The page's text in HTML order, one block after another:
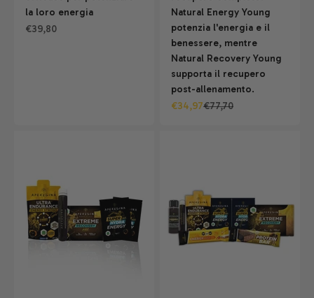
la loro energia
Prezzo scontato
€39,80
Natural Energy Young
potenzia l'energia e il
benessere, mentre
Natural Recovery Young
supporta il recupero
post-allenamento.
Prezzo scontato
€34,97Prezzo
€77,70